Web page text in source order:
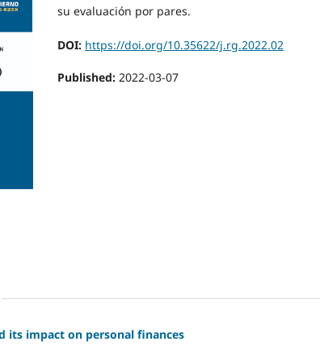
su evaluación por pares.
DOI: https://doi.org/10.35622/j.rg.2022.02
Published: 2022-03-07
its impact on personal finances